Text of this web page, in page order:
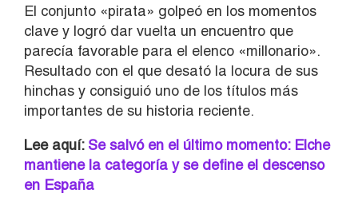
El conjunto «pirata» golpeó en los momentos
clave y logró dar vuelta un encuentro que
parecía favorable para el elenco «millonario».
Resultado con el que desató la locura de sus
hinchas y consiguió uno de los títulos más
importantes de su historia reciente.
Lee aquí: Se salvó en el último momento: Elche
mantiene la categoría y se define el descenso
en España